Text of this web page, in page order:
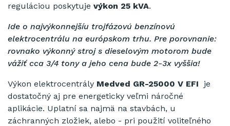
reguláciou poskytuje výkon 25 kVA.
Ide o najvýkonnejšíu trojfázovú benzínovú
elektrocentrálu na európskom trhu. Pre porovnanie:
rovnako výkonný stroj s dieselovým motorom bude
vážiť cca 3/4 tony a jeho cena bude 2-3x vyššia!
Výkon elektrocentrály Medved GR-25000 V EFI
je
dostatočný aj pre energeticky veľmi náročné
aplikácie. Uplatní sa najmä na stavbách, u
záchranných zložiek, alebo - pri použití voliteľného